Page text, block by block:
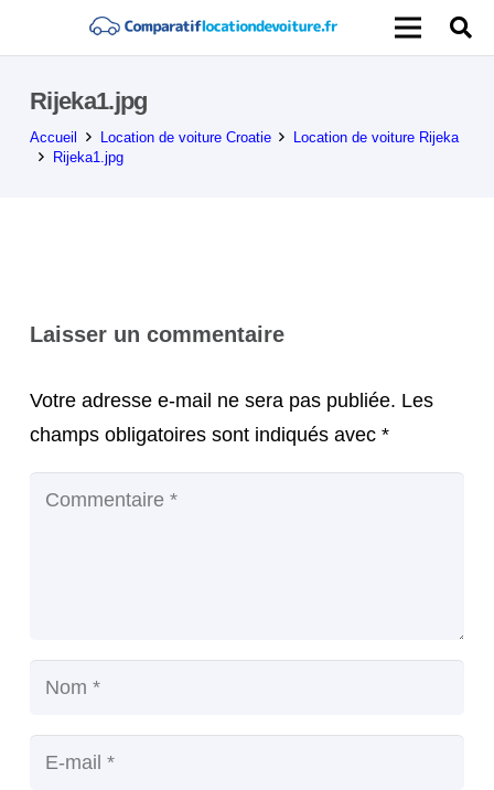
Rijeka1.jpg
Accueil Location de voiture Croatie
Location de voiture Rijeka
Rijeka1.jpg
Laisser un commentaire
Votre adresse e-mail ne sera pas publiée. Les
champs obligatoires sont indiqués avec *